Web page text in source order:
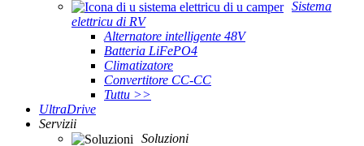
Sistema
elettricu di RV
Alternatore intelligente 48V
Batteria LiFePO4
Climatizatore
Convertitore CC-CC
Tuttu >>
UltraDrive
Servizii
Soluzioni